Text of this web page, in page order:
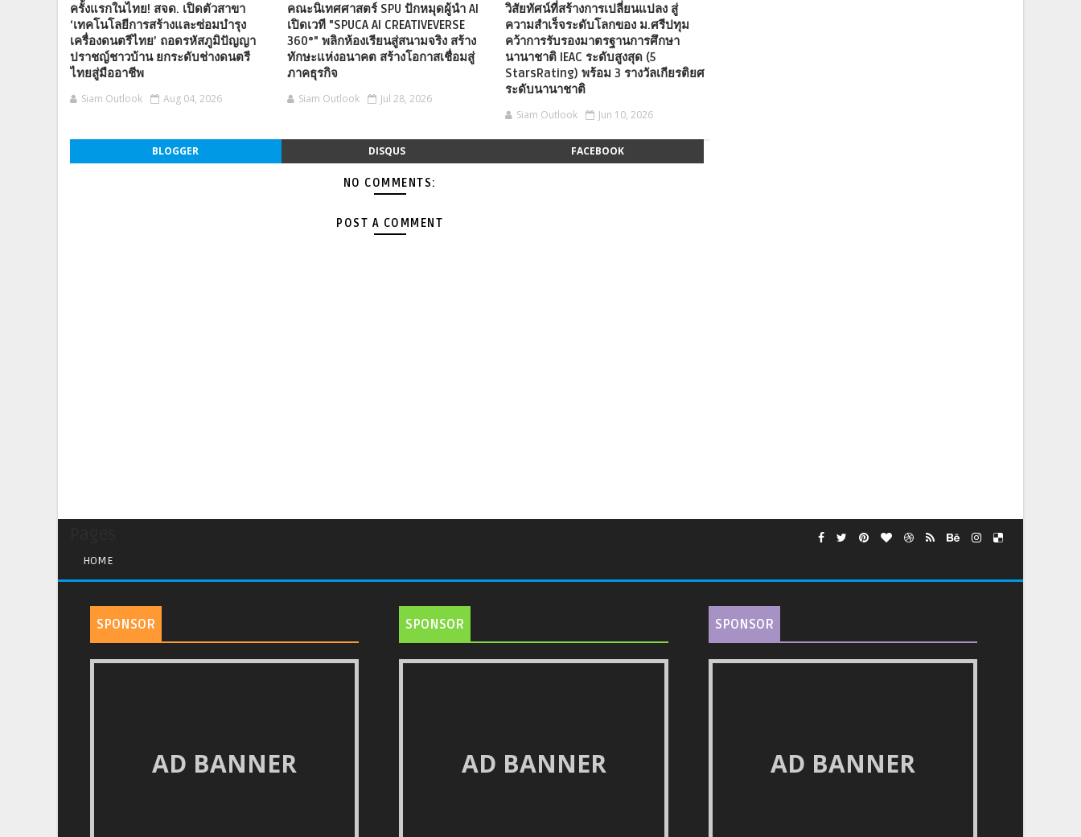
ครั้งแรกในไทย! สจด. เปิดตัวสาขา
‘เทคโนโลยีการสร้างและซ่อมบำรุง
เครื่องดนตรีไทย’ ถอดรหัสภูมิปัญญา
ปราชญ์ชาวบ้าน ยกระดับช่างดนตรี
ไทยสู่มืออาชีพ
Siam Outlook Aug 04, 2026
คณะนิเทศศาสตร์ SPU ปักหมุดผู้นำ AI
เปิดเวที "SPUCA AI CREATIVEVERSE
360°" พลิกห้องเรียนสู่สนามจริง สร้าง
ทักษะแห่งอนาคต สร้างโอกาสเชื่อมสู่
ภาคธุรกิจ
Siam Outlook Jul 28, 2026
วิสัยทัศน์ที่สร้างการเปลี่ยนแปลง สู่
ความสำเร็จระดับโลกของ ม.ศรีปทุม
คว้าการรับรองมาตรฐานการศึกษา
นานาชาติ IEAC ระดับสูงสุด (5
StarsRating) พร้อม 3 รางวัลเกียรติยศ
ระดับนานาชาติ
Siam Outlook Jun 10, 2026
BLOGGER DISQUS FACEBOOK
NO COMMENTS:
POST A COMMENT
HOME
SPONSOR
AD BANNER
SPONSOR
AD BANNER
SPONSOR
AD BANNER